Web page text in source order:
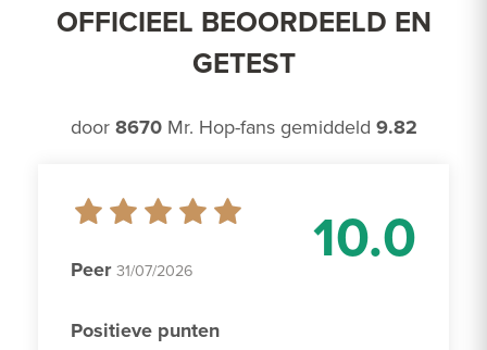
OFFICIEEL BEOORDEELD EN
GETEST
door 8670Mr. Hop-fans gemiddeld 9.82
10.0
Peer 31/07/2026
Positieve punten